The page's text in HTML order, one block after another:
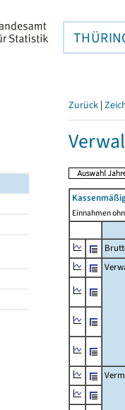
Zurück |
Einnahmen